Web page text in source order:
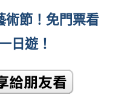
術節！免門票看
日遊！